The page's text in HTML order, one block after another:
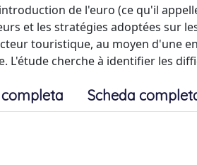
de l'euro (ce qu'il
et les stratégies adoptées sur
touristique, au moyen d'une
L'étude cherche à identifier les
Scheda